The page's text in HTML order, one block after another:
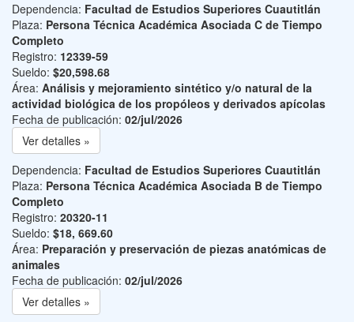
Dependencia: Facultad de Estudios Superiores Cuautitlán
Plaza: Persona Técnica Académica Asociada C de Tiempo
Completo
Registro: 12339-59
Sueldo: $20,598.68
Área: Análisis y mejoramiento sintético y/o natural de la
actividad biológica de los propóleos y derivados apícolas
Fecha de publicación: 02/jul/2026
Ver detalles »
Dependencia: Facultad de Estudios Superiores Cuautitlán
Plaza: Persona Técnica Académica Asociada B de Tiempo
Completo
Registro: 20320-11
Sueldo: $18, 669.60
Área: Preparación y preservación de piezas anatómicas de
animales
Fecha de publicación: 02/jul/2026
Ver detalles »